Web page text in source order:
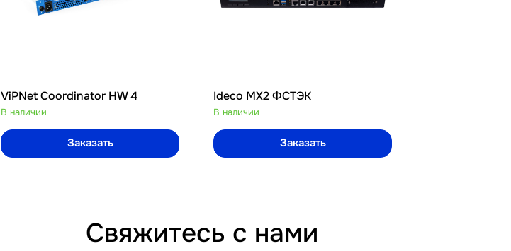
ViPNet Coordinator HW 4
В наличии
Заказать
Ideco MX2 ФСТЭК
В наличии
Заказать
Свяжитесь с нами